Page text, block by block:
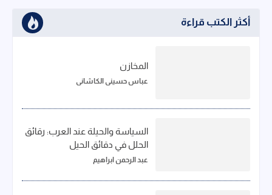
أكثر الكتب قراءة
المخازن
عباس حسيني الكاشاني
السياسة والحيلة عند العرب: رقائق
الحلل في دقائق الحيل
عبد الرحمن ابراهيم